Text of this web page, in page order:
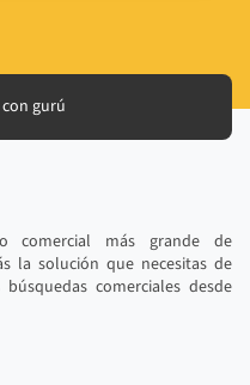
gurú
comercial más grande de
la solución que necesitas de
comerciales desde